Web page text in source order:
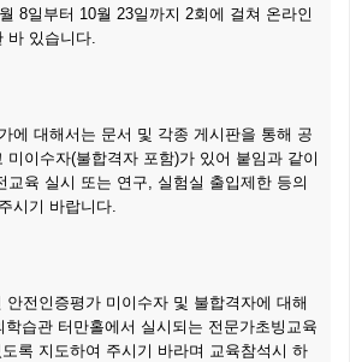
8일부터 10월 23일까지 2회에 걸쳐 온라인
바 있습니다.
대해서는 문서 및 각종 게시판을 통해 공
미이수자(불합격자 포함)가 있어 붙임과 같이
교육 실시 또는 연구, 실험실 출입제한 등의
시기 바랍니다.
인증평가 미이수자 및 불합격자에 대해
습관 터만홀에서 실시되는 전문가초빙교육
록 지도하여 주시기 바라며 교육참석시 하